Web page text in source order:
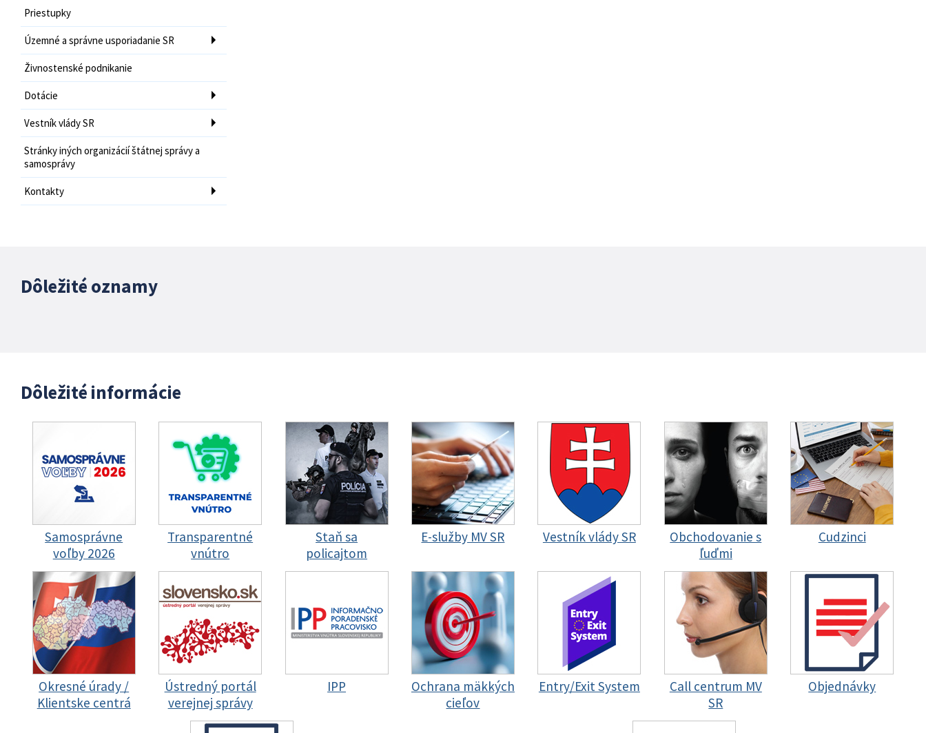
Priestupky
Územné a správne usporiadanie SR
Živnostenské podnikanie
Dotácie
Vestník vlády SR
Stránky iných organizácií štátnej správy a
samosprávy
Kontakty
Dôležité oznamy
Dôležité informácie
Samosprávne
voľby 2026
Transparentné
vnútro
Staň sa
policajtom
E-služby MV SR Vestník vlády SR
Obchodovanie s
ľuďmi
Cudzinci
Okresné úrady /
Klientske centrá
Ústredný portál
verejnej správy
IPP
Ochrana mäkkých
cieľov
Entry/Exit System
Call centrum MV
SR
Objednávky